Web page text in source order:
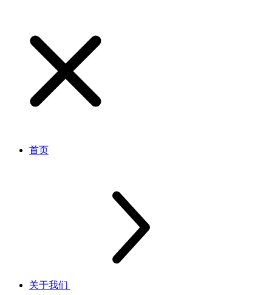
首页
关于我们